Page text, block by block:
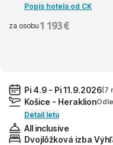
Popis hotela od CK
za osobu 1 193 €
Pi 4.9 - Pi 11.9.2026(7
Košice - Heraklion
Detail letu
All inclusive
Dvojlôžková izba